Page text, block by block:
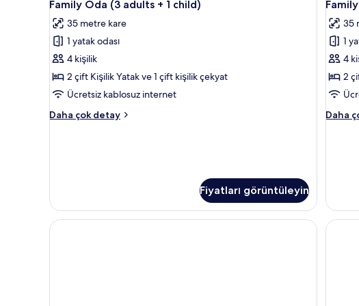
görün
adults
+
child)
hakkında
daha
fazla
detay
adults)
daha
fazla
detay
Oda
(3
adults
+
1
child)
tüm
Family Oda (3 adults + 1 child)
35 metre kare
1 yatak odası
4 kişilik
2 çift Kişilik Yatak ve 1 çift kişilik çekyat
Ücretsiz kablosuz internet
Daha çok detay
Family
hakkında
daha
fazla
Fiyatları görüntüleyin
Oda
(2
+
2
tüm
35
1
4
2
Daha
Family
hakkında
daha
fazla